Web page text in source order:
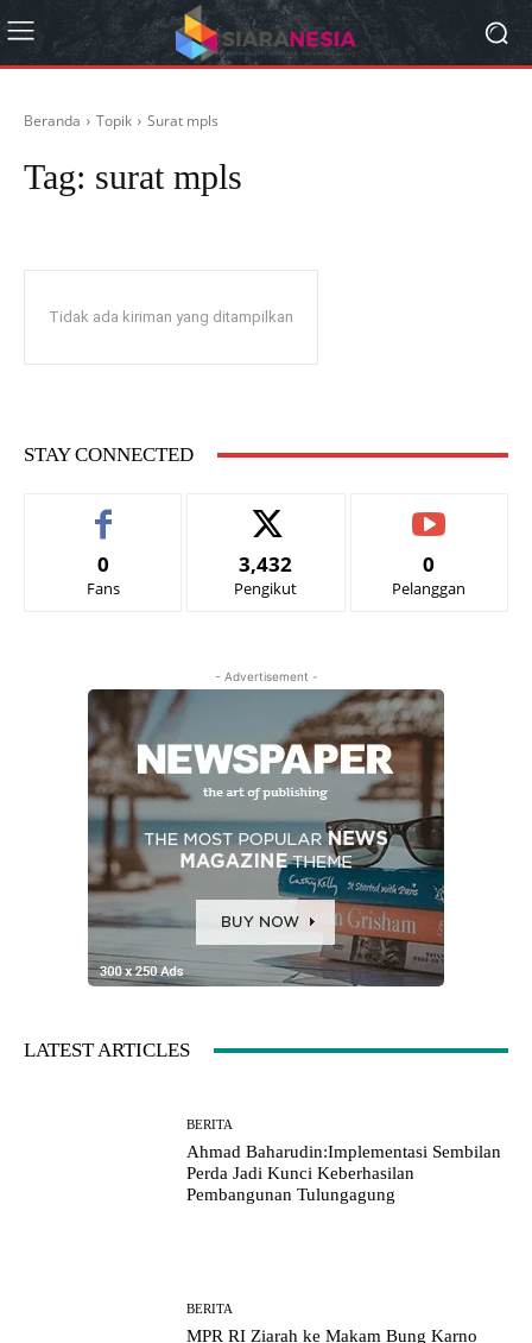
Beranda Topik Surat mpls
Tag: surat mpls
Tidak ada kiriman yang ditampilkan
STAY CONNECTED
0
Fans
3,432
Pengikut
0
Pelanggan
- Advertisement -
LATEST ARTICLES
BERITA
Ahmad Baharudin:Implementasi Sembilan
Perda Jadi Kunci Keberhasilan
Pembangunan Tulungagung
BERITA
MPR RI Ziarah ke Makam Bung Karno